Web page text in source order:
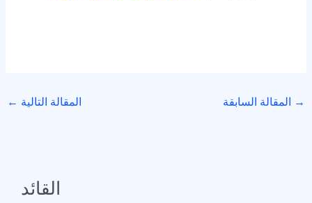
→ المقالة السابقة المقالة التالية ←
القائد